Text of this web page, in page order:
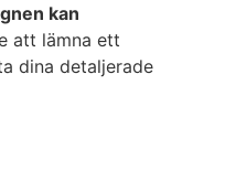
kan
att lämna ett
dina detaljerade